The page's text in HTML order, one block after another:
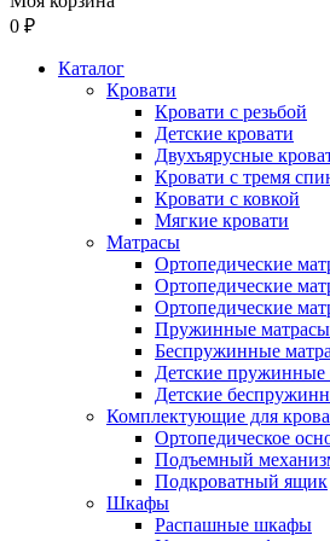
0 ₽
Каталог
Кровати
Кровати с резьбой
Детские кровати
Двухъярусные
Кровати с тремя
Кровати с ковкой
Мягкие кровати
Матрасы
Ортопедические
Ортопедические
Ортопедические
Пружинные
Беспружинные
Детские пружинные
Детские
Комплектующие для
Ортопедическое
Подъемный
Подкроватный ящик
Шкафы
Распашные шкафы